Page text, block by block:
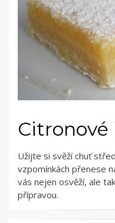
Citronové
Užijte si svěží chuť
vzpomínkách přenese
vás nejen osvěží, ale
přípravou.